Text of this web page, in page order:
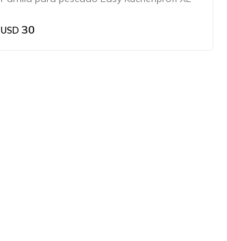
USD 30